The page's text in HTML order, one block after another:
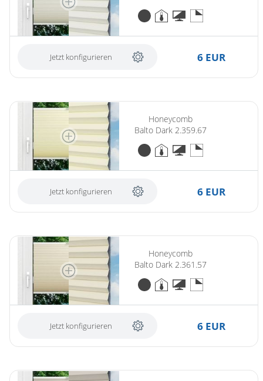
Jetzt konfigurieren 6 EUR
Honeycomb
Balto Dark 2.359.67
Jetzt konfigurieren 6 EUR
Honeycomb
Balto Dark 2.361.57
Jetzt konfigurieren 6 EUR